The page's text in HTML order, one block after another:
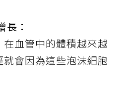
：
血管中的體積越來越
會因為這些泡沫細胞